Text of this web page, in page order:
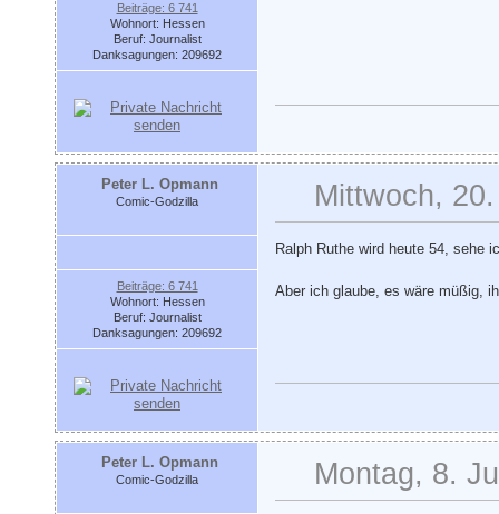
Beiträge: 6 741
Wohnort: Hessen
Beruf: Journalist
Danksagungen: 209692
Peter L. Opmann
Comic-Godzilla
Beiträge: 6 741
Wohnort: Hessen
Beruf: Journalist
Danksagungen: 209692
Mittwoch,
Ralph Ruthe wird heute 54, sehe
Aber ich glaube, es wäre müßig,
Peter L. Opmann
Comic-Godzilla Montag, 8.